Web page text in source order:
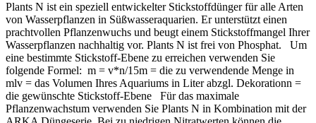
Plants N ist ein speziell entwickelter Stickstoffdünger für alle Arten
von Wasserpflanzen in Süßwasseraquarien. Er unterstützt einen
prachtvollen Pflanzenwuchs und beugt einem Stickstoffmangel Ihrer
Wasserpflanzen nachhaltig vor. Plants N ist frei von Phosphat. Um
eine bestimmte Stickstoff-Ebene zu erreichen verwenden Sie
folgende Formel: m = v*n/15m = die zu verwendende Menge in
mlv = das Volumen Ihres Aquariums in Liter abzgl. Dekorationn =
die gewünschte Stickstoff-Ebene Für das maximale
Pflanzenwachstum verwenden Sie Plants N in Kombination mit der